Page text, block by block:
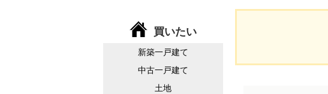
買いたい
新築一戸建て
中古一戸建て
土地